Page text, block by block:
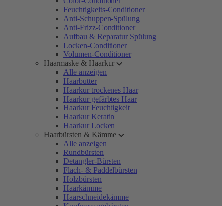
Feuchtigkeits-Conditioner
Anti-Schuppen-Spülung
Anti-Frizz-Conditioner
Aufbau & Reparatur Spülung
Locken-Conditioner
Volumen-Conditioner
Haarmaske & Haarkur
Alle anzeigen
Haarbutter
Haarkur trockenes Haar
Haarkur gefärbtes Haar
Haarkur Feuchtigkeit
Haarkur Keratin
Haarkur Locken
Haarbürsten & Kämme
Alle anzeigen
Rundbürsten
Detangler-Bürsten
Flach- & Paddelbürsten
Holzbürsten
Haarkämme
Haarschneidekämme